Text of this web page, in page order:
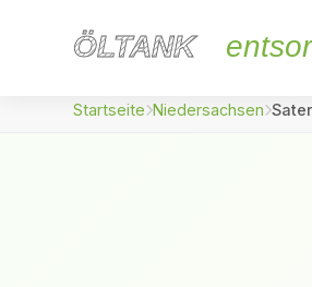
ÖLTANK
ÖLTANK
Startseite Niedersachsen